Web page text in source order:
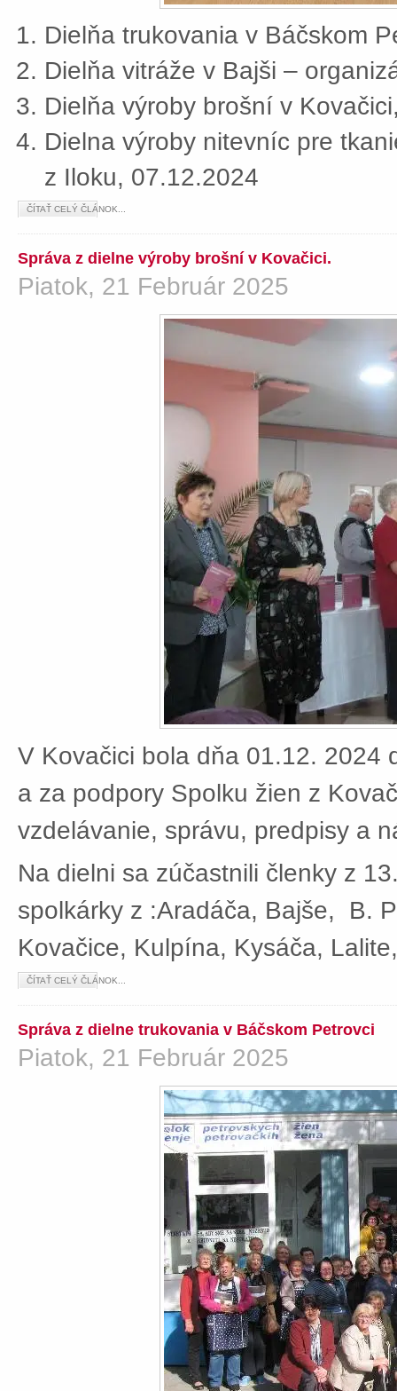
Dielňa trukovania v Báčskom
Dielňa vitráže v Bajši –
Dielňa výroby brošní v
Dielna výroby nitevníc pre
z Iloku, 07.12.2024
ČÍTAŤ CELÝ ČLÁNOK...
Správa z dielne výroby brošní v Kovačici.
Piatok, 21 Február 2025
V Kovačici bola dňa 01.12. 2024
a za podpory Spolku žien z
vzdelávanie, správu, predpisy a
Na dielni sa zúčastnili členky z
spolkárky z :Aradáča, Bajše, B.
Kovačice, Kulpína, Kysáča,
ČÍTAŤ CELÝ ČLÁNOK...
Správa z dielne trukovania v Báčskom Petrovci
Piatok, 21 Február 2025